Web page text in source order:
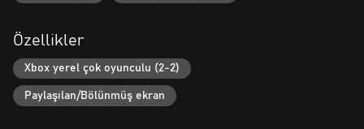
Özellikler
Xbox yerel çok oyunculu (2-2)
Paylaşılan/Bölünmüş ekran